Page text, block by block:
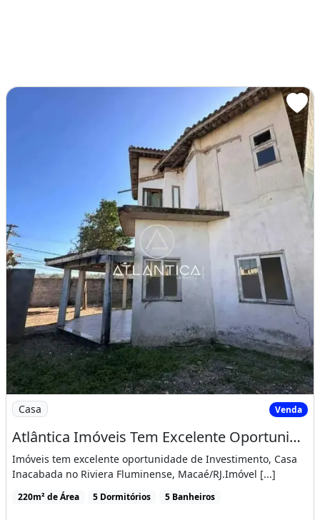
Imagem: Atlântica Imóveis Tem Excelente Oportunidade
Casa Venda
Atlântica Imóveis Tem Excelente Oportunidade de Investimento, Casa Inacabada no Riviera
Imóveis tem excelente oportunidade de Investimento, Casa
Inacabada no Riviera Fluminense, Macaé/RJ.Imóvel [...]
220m² de Área 5 Dormitórios 5 Banheiros